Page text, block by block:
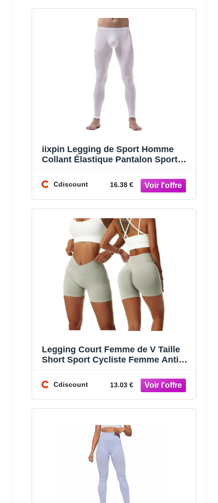
iixpin Legging de Sport Homme
Collant Élastique Pantalon Sport
Cdiscount 16.38 €
Legging Court Femme de V Taille
Short Sport Cycliste Femme Anti
FemmCdiscount 13.03 €